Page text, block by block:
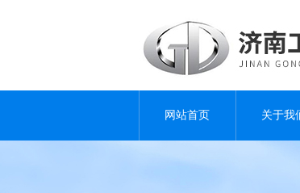
网站首页 关于我